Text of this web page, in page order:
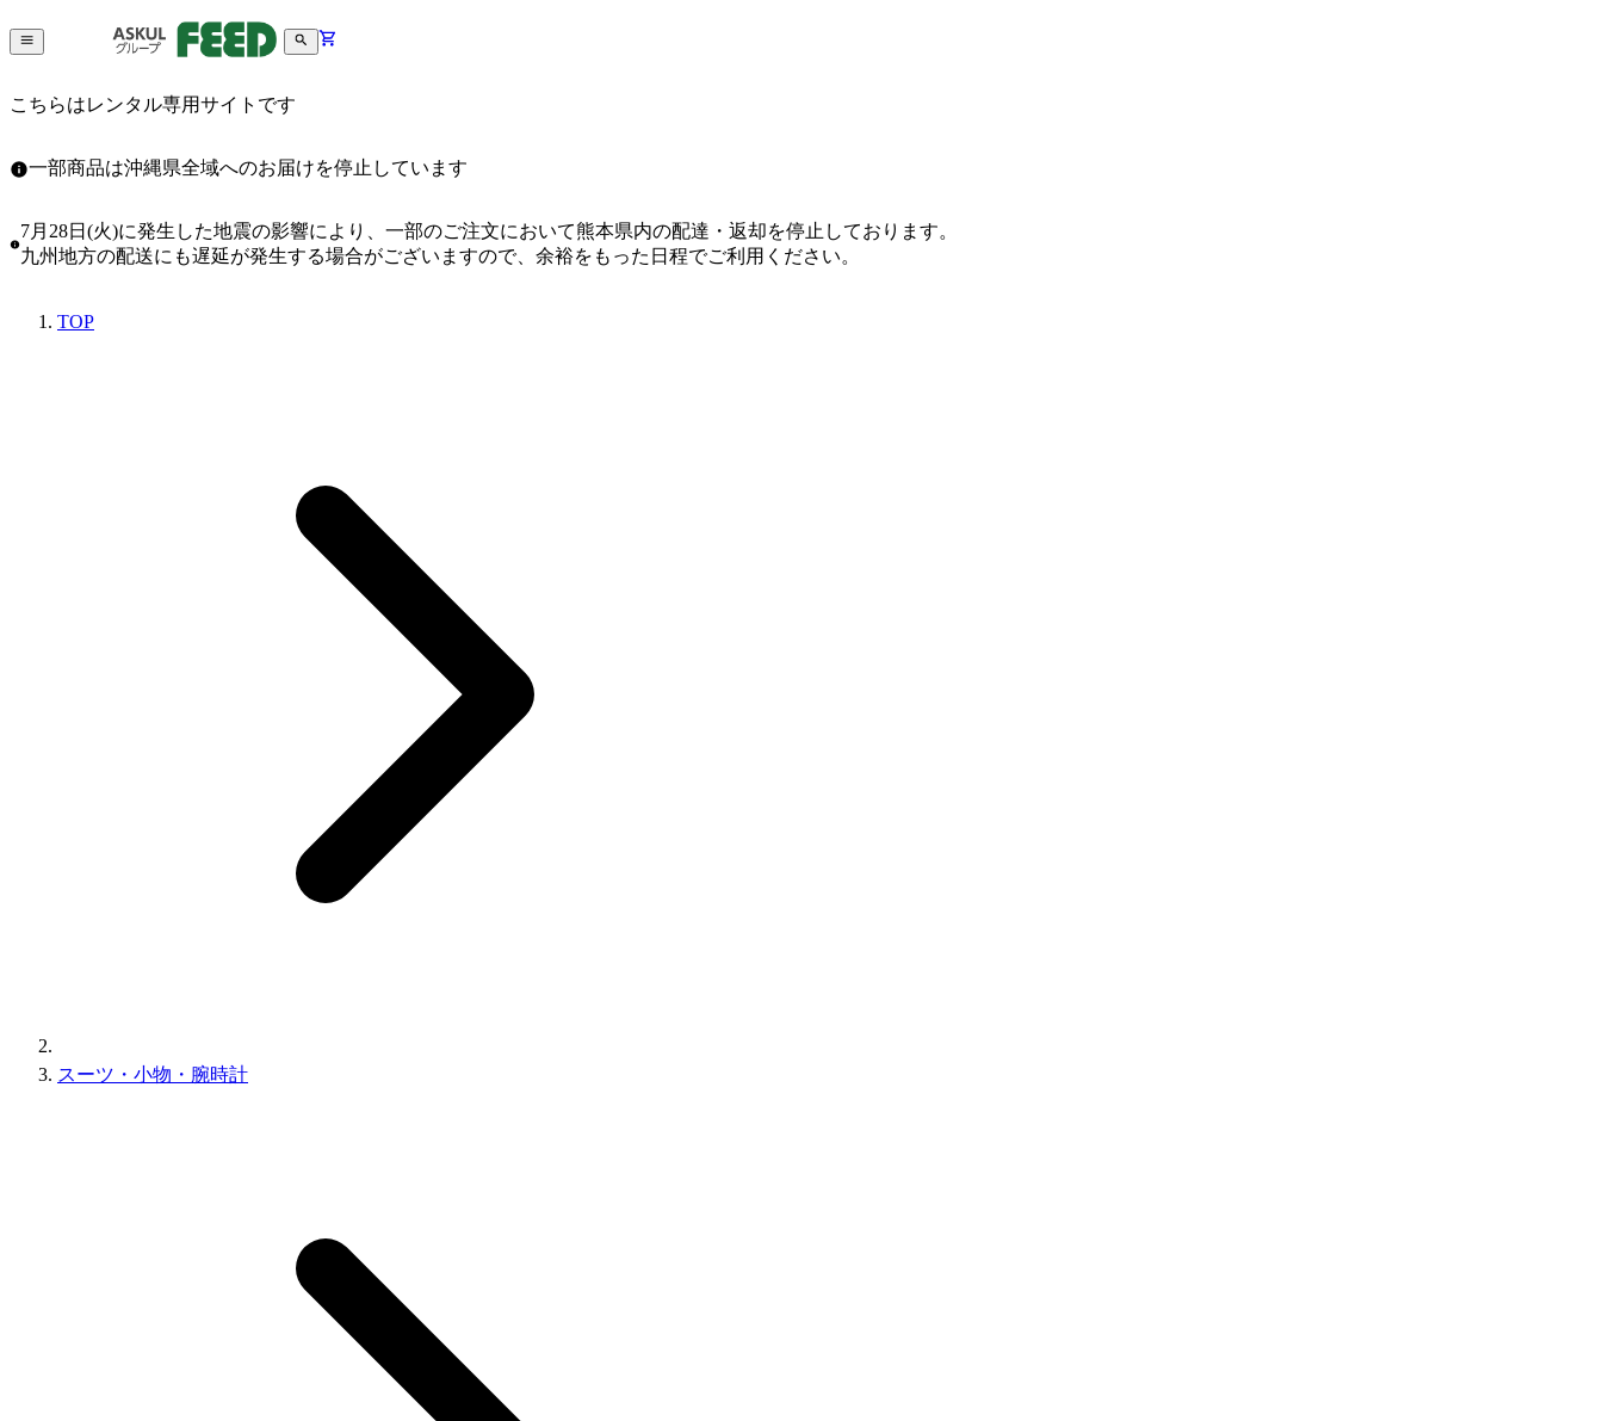
こちらはレンタル専用サイトです
一部商品は沖縄県全域へのお届けを停止しています
7月28日(火)に発生した地震の影響により、一部のご注文において熊本県内の配達・返却を停止しております。
九州地方の配送にも遅延が発生する場合がございますので、余裕をもった日程でご利用ください。
TOP
スーツ・小物・腕時計